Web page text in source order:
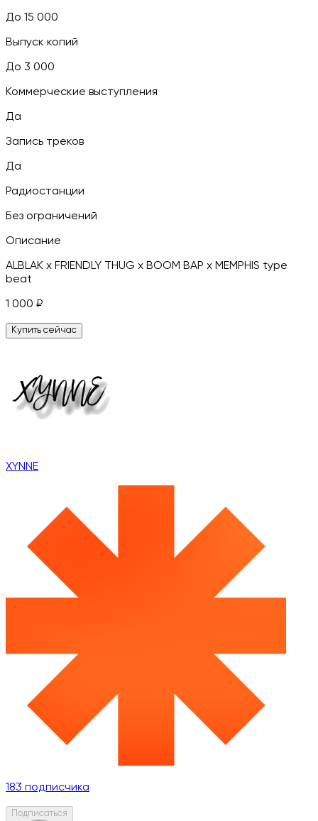
До 15 000
Выпуск копий
До 3 000
Коммерческие выступления
Да
Запись треков
Да
Радиостанции
Без ограничений
Описание
ALBLAK x FRIENDLY THUG x BOOM BAP x MEMPHIS type
beat
1 000 ₽
Купить сейчас
XYNNE
183 подписчика
Подписаться